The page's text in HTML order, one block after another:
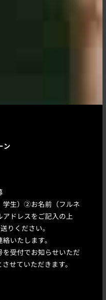
ン
生）②お名前（フルネ
ドレスをご記入の上
りください。
いたします。
受付でお知らせいただ
せていただきます。